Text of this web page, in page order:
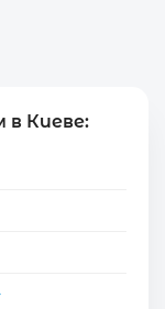
в Киеве: